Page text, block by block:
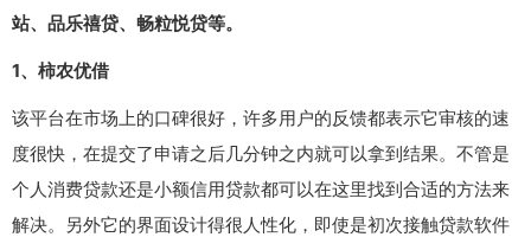
站、品乐禧贷、畅粒悦贷等。
1、柿农优借
该平台在市场上的口碑很好，许多用户的反馈都表示它审核的速
度很快，在提交了申请之后几分钟之内就可以拿到结果。不管是
个人消费贷款还是小额信用贷款都可以在这里找到合适的方法来
解决。另外它的界面设计得很人性化，即使是初次接触贷款软件